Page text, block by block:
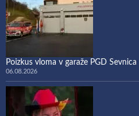
Poizkus vloma v garaže PGD Sevnica
06.08.2026